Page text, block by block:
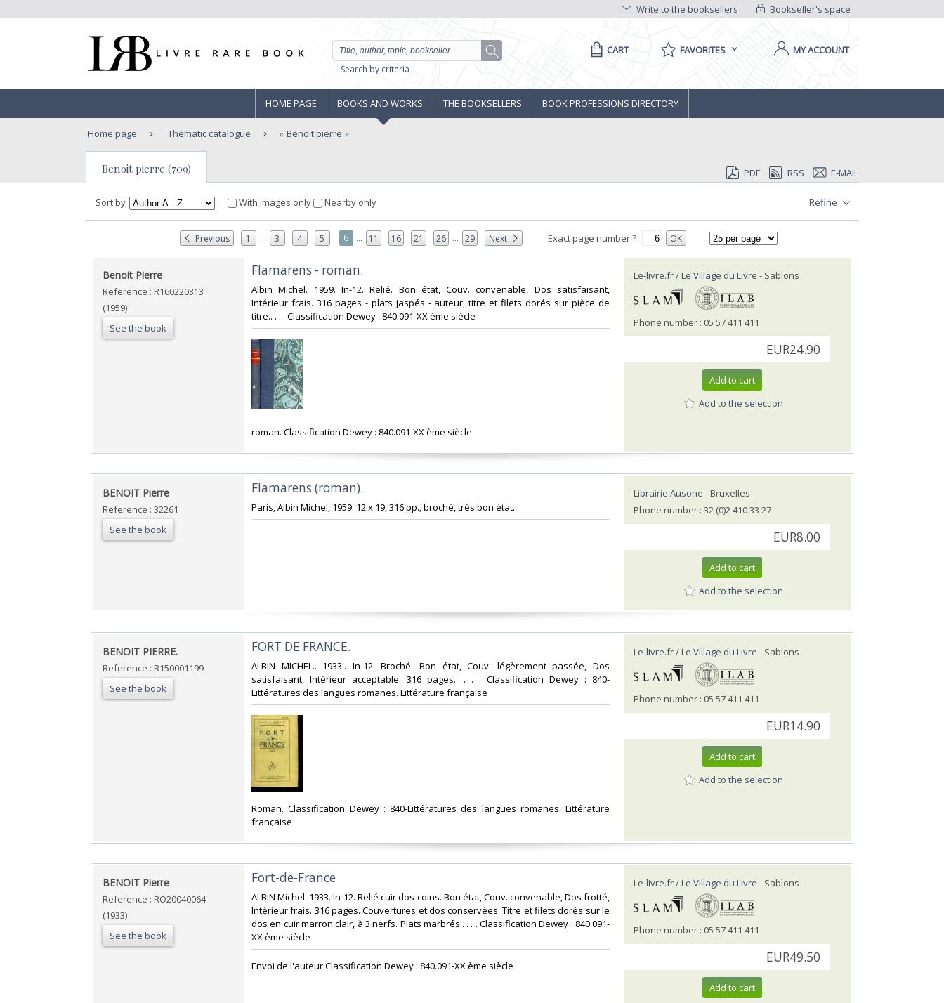
Bookseller's space
Write to the booksellers
Search by criteria
CART FAVORITES MY ACCOUNT
HOME PAGE BOOKS AND WORKS THE BOOKSELLERS BOOK PROFESSIONS DIRECTORY
Home page Thematic catalogue Benoit pierre
Benoit pierre (709) PDF RSS E-MAIL
Sort by With images only Nearby only Refine
Previous 1 ... 3 4 5 6 ... 11 16 21 26 ... 29 Next Exact page number ? OK
‎Benoit Pierre‎
Reference : R160220313
(1959)
See the book
‎Flamarens - roman.‎
‎Albin Michel. 1959. In-12. Relié. Bon état, Couv. convenable, Dos satisfaisant,
Intérieur frais. 316 pages - plats jaspés - auteur, titre et filets dorés sur pièce de
titre.. . . . Classification Dewey : 840.091-XX ème siècle‎
‎roman. Classification Dewey : 840.091-XX ème siècle‎
Le-livre.fr / Le Village du Livre - Sablons
Phone number : 05 57 411 411
EUR24.90
Add to cart
Add to the selection
‎BENOIT Pierre‎
Reference : 32261
See the book
‎Flamarens (roman).‎
‎Paris, Albin Michel, 1959. 12 x 19, 316 pp., broché, très bon état.‎
Librairie Ausone - Bruxelles
Phone number : 32 (0)2 410 33 27
EUR8.00
Add to cart
Add to the selection
‎BENOIT PIERRE.‎
Reference : R150001199
See the book
‎FORT DE FRANCE.‎
‎ALBIN MICHEL.. 1933.. In-12. Broché. Bon état, Couv. légèrement passée, Dos
satisfaisant, Intérieur acceptable. 316 pages.. . . . Classification Dewey : 840-
Littératures des langues romanes. Littérature française‎
‎Roman. Classification Dewey : 840-Littératures des langues romanes. Littérature
française‎
Le-livre.fr / Le Village du Livre - Sablons
Phone number : 05 57 411 411
EUR14.90
Add to cart
Add to the selection
‎BENOIT Pierre‎
Reference : RO20040064
(1933)
See the book
‎Fort-de-France‎
‎ALBIN Michel. 1933. In-12. Relié cuir dos-coins. Bon état, Couv. convenable, Dos frotté,
Intérieur frais. 316 pages. Couvertures et dos conservées. Titre et filets dorés sur le
dos en cuir marron clair, à 3 nerfs. Plats marbrés.. . . . Classification Dewey : 840.091-
XX ème siècle‎
‎Envoi de l'auteur Classification Dewey : 840.091-XX ème siècle‎
Le-livre.fr / Le Village du Livre - Sablons
Phone number : 05 57 411 411
EUR49.50
Add to cart